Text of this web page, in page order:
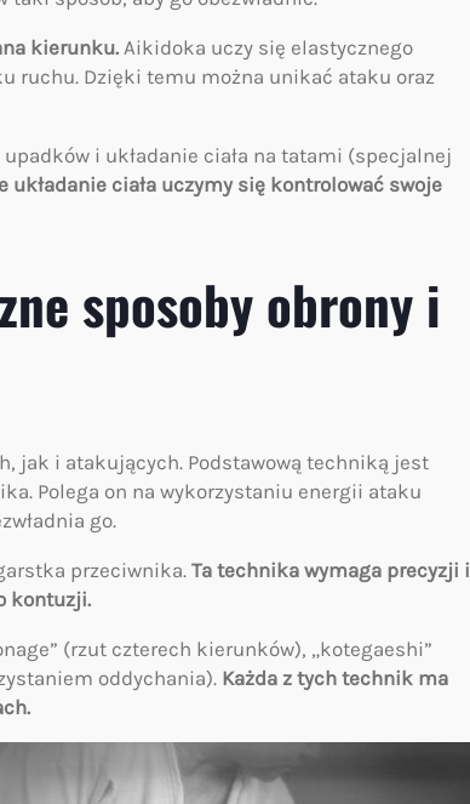
kierunku. Aikidoka uczy się elastycznego
ruchu. Dzięki temu można unikać ataku oraz
i układanie ciała na tatami (specjalnej
układanie ciała uczymy się kontrolować swoje
sposoby obrony i
jak i atakujących. Podstawową techniką jest
Polega on na wykorzystaniu energii ataku
go.
przeciwnika. Ta technika wymaga precyzji i
kontuzji.
(rzut czterech kierunków), „kotegaeshi”
oddychania). Każda z tych technik ma